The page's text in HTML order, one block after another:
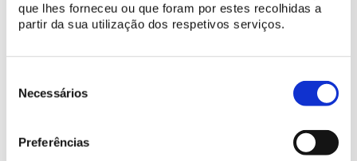
que lhes forneceu ou que foram por estes recolhidas a
partir da sua utilização dos respetivos serviços.
Necessários
Preferências
Histoire du Chalet et Jardin de la comtesse d'Edla
Endroits à découvrir